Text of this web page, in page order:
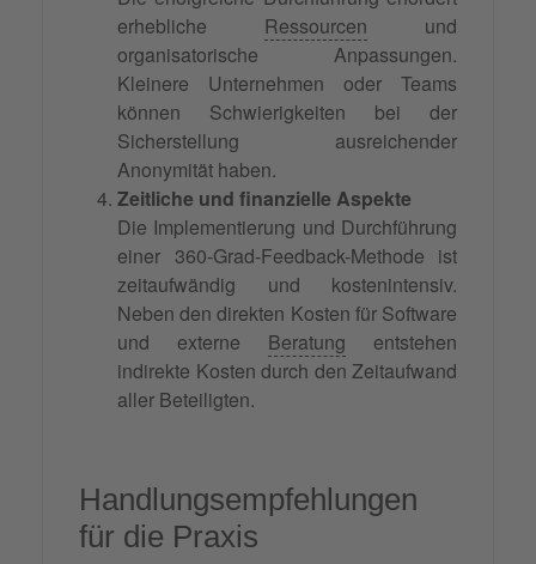
erhebliche Ressourcen und
organisatorische Anpassungen.
Kleinere Unternehmen oder Teams
können Schwierigkeiten bei der
Sicherstellung ausreichender
Anonymität haben.
Zeitliche und finanzielle Aspekte
Die Implementierung und Durchführung
einer 360-Grad-Feedback-Methode ist
zeitaufwändig und kostenintensiv.
Neben den direkten Kosten für Software
und externe Beratung entstehen
indirekte Kosten durch den Zeitaufwand
aller Beteiligten.
Handlungsempfehlungen
für die Praxis